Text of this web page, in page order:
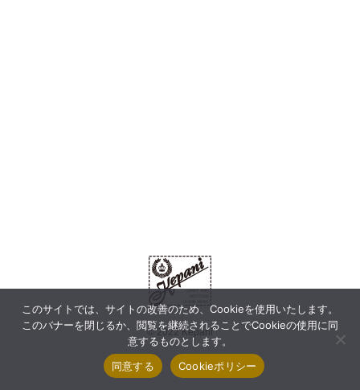
© 2022 Kepani
このサイトでは、サイトの改善のため、Cookieを使用いたします。
このバナーを閉じるか、閲覧を継続されることでCookieの使用に同
意するものとします。
同意する
Cookieポリシー